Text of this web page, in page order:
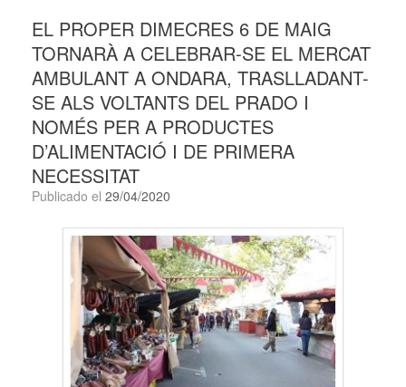
EL PROPER DIMECRES 6 DE MAIG
TORNARÀ A CELEBRAR-SE EL MERCAT
AMBULANT A ONDARA, TRASLLADANT-
SE ALS VOLTANTS DEL PRADO I
NOMÉS PER A PRODUCTES
D’ALIMENTACIÓ I DE PRIMERA
NECESSITAT
Publicado el 29/04/2020